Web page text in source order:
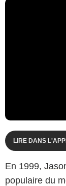
LIRE DANS
En 1999,
populaire du